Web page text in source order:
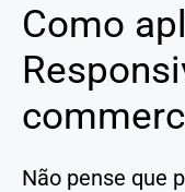
Como
Não pense que